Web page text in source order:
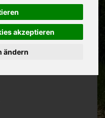
akzeptieren
ändern